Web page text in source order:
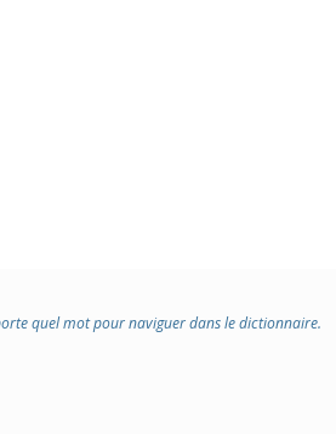
quel mot pour naviguer dans le dictionnaire.